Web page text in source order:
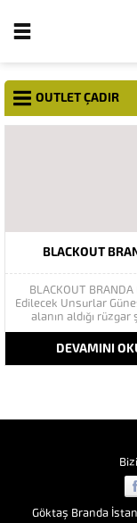
OUTLET ÇADIR
BLACKOUT
BLACKOUT
Edilecek Unsurlar
alanın aldığı rüzgar
mevsimlerin etkisi(kış
)aylarının çetin
faktörler branda
düşünmeniz
Branda, Hazine ve
tarafından
DEVAMINI
Göktaş Branda